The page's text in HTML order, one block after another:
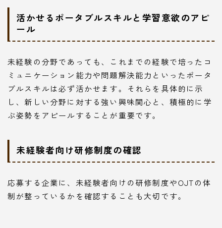
活かせるポータブルスキルと学習意欲のアピ
ール
未経験の分野であっても、これまでの経験で培ったコ
ミュニケーション能力や問題解決能力といったポータ
ブルスキルは必ず活かせます。それらを具体的に示
し、新しい分野に対する強い興味関心と、積極的に学
ぶ姿勢をアピールすることが重要です。
未経験者向け研修制度の確認
応募する企業に、未経験者向けの研修制度やOJTの体
制が整っているかを確認することも大切です。